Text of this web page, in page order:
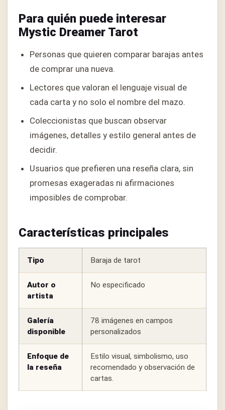
Para quién puede interesar
Mystic Dreamer Tarot
Personas que quieren comparar barajas antes
de comprar una nueva.
Lectores que valoran el lenguaje visual de
cada carta y no solo el nombre del mazo.
Coleccionistas que buscan observar
imágenes, detalles y estilo general antes de
decidir.
Usuarios que prefieren una reseña clara, sin
promesas exageradas ni afirmaciones
imposibles de comprobar.
Características principales
Tipo Baraja de tarot
Autor o
artista
No especificado
Galería
disponible
78 imágenes en campos
personalizados
Enfoque de
la reseña
Estilo visual, simbolismo, uso
recomendado y observación de
cartas.